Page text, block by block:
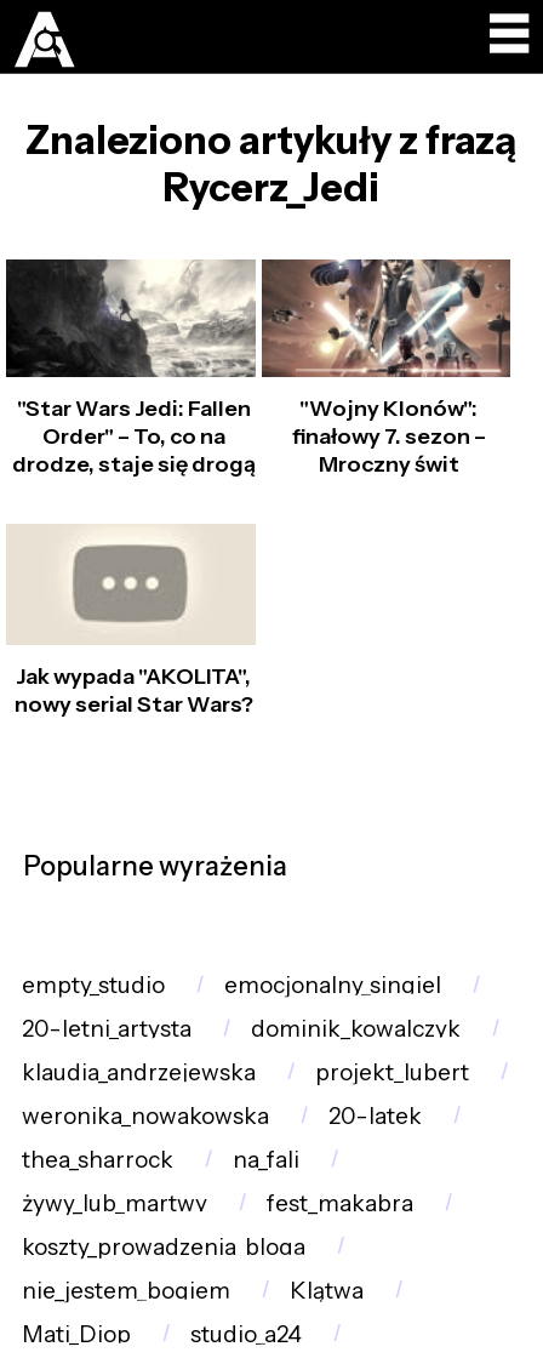
Znaleziono artykuły z frazą
Rycerz_Jedi
"Star Wars Jedi: Fallen
Order" – To, co na
drodze, staje się drogą
"Wojny Klonów":
finałowy 7. sezon –
Mroczny świt
Jak wypada "AKOLITA",
nowy serial Star Wars?
Popularne wyrażenia
empty_studio
emocjonalny_singiel
20-letni_artysta
dominik_kowalczyk
klaudia_andrzejewska
projekt_lubert
weronika_nowakowska
20-latek
thea_sharrock
na_fali
żywy_lub_martwy
fest_makabra
koszty_prowadzenia_bloga
nie_jestem_bogiem
Klątwa
Mati_Diop
studio_a24